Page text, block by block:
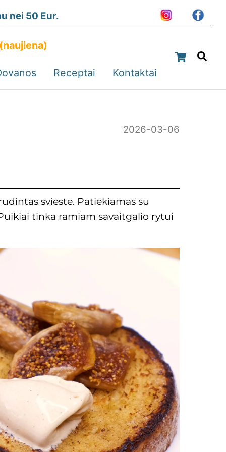
nei 50 Eur.
Cart
Receptai Kontaktai
2026-03-06
svieste. Patiekiamas su
tinka ramiam savaitgalio rytui